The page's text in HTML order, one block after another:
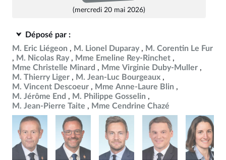
(mercredi 20 mai 2026)
Déposé par :
M. Eric Liégeon
M. Lionel Duparay
M. Corentin Le Fur
M. Nicolas Ray
Mme Emeline Rey-Rinchet
Mme Christelle Minard
Mme Virginie Duby-Muller
M. Thierry Liger
M. Jean-Luc Bourgeaux
M. Vincent Descoeur
Mme Anne-Laure Blin
M. Jérôme End
M. Philippe Gosselin
M. Jean-Pierre Taite
Mme Cendrine Chazé